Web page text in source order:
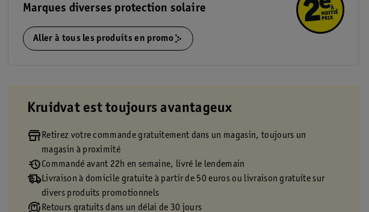
Marques diverses protection solaire
Aller à tous les produits en promo
Kruidvat est toujours avantageux
Retirez votre commande gratuitement dans un magasin, toujours un
magasin à proximité
Commandé avant 22h en semaine, livré le lendemain
Livraison à domicile gratuite à partir de 50 euros ou livraison gratuite sur
divers produits promotionnels
Retours gratuits dans un délai de 30 jours